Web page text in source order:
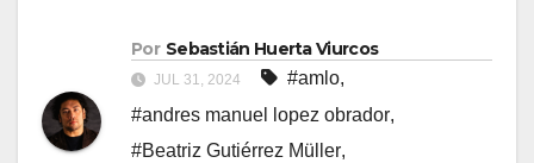
Por Sebastián Huerta Viurcos
JUL 31, 2024 #amlo,
#andres manuel lopez obrador,
#Beatriz Gutiérrez Müller,